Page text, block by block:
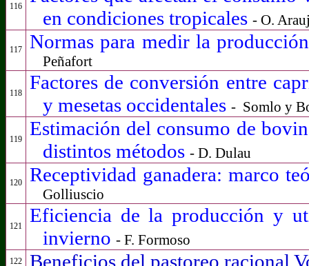
116
en condiciones tropicales - O.
117 Normas para medir la
Peñafort
118
Factores de conversión entre
y mesetas occidentales - Somlo y
119
Estimación del consumo de
distintos métodos - D. Dulau
120 Receptividad ganadera: marco
Golliuscio
121
Eficiencia de la producción y
invierno - F. Formoso
122 Beneficios del pastoreo racional